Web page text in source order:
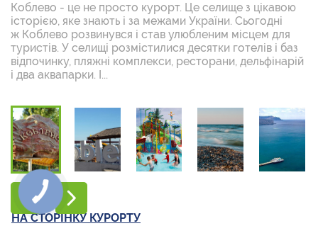
Коблево - це не просто курорт. Це селище з цікавою
історією, яке знають і за межами України. Сьогодні
ж Коблево розвинувся і став улюбленим місцем для
туристів. У селищі розмістилися десятки готелів і баз
відпочинку, пляжні комплекси, ресторани, дельфінарій
і два аквапарки. І...
НА СТОРІНКУ КУРОРТУ